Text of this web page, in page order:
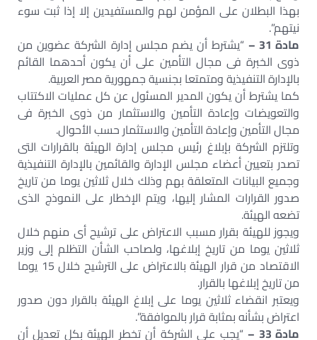
بهذا البطلان على المؤمن لهم والمستفيدين إلا إذا ثبت سوء
نيتهم”.
مادة 31 –
“يشترط أن يضم مجلس إدارة الشركة عضوين من
ذوى الخبرة فى مجال التأمين على أن يكون أحدهما القائم
بالإدارة التنفيذية ومتمتعا بجنسية جمهورية مصر العربية.
كما يشترط أن يكون المدير المسئول عن كل عمليات الاكتتاب
والتعويضات وإعادة التأمين والاستثمار من ذوى الخبرة فى
مجال التأمين وإعادة التأمين والاستثمار حسب الأحوال.
وتلتزم الشركة بإبلاغ رئيس مجلس إدارة الهيئة بالقرارات التى
تصدر بتعيين أعضاء مجلس الإدارة والقائمين بالإدارة التنفيذية
وجميع البيانات المتعلقة بهم وذلك خلال ثلاثين يوما من تاريخ
صدور القرارات المشار إليها، ويتم الإخطار على النموذج الذى
تضعه الهيئة.
ويجوز للهيئة بقرار مسبب الاعتراض على ترشيح أى منهم خلال
ثلاثين يوما من تاريخ إبلاغها، ولصاحب الشأن التظلم إلى وزير
الاقتصاد من قرار الهيئة بالاعتراض على الترشيح خلال 15 يوما
من تاريخ إبلاغها بالقرار.
ويعتبر انقضاء ثلاثين يوما على إبلاغ الهيئة بالقرار دون صدور
اعتراض بشأنه بمثابة قرار بالموافقة”.
مادة 33 –
“يجب على الشركة أن تخطر الهيئة بكل تعديل أن